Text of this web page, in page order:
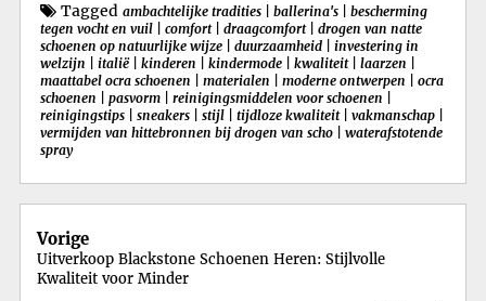
Tagged ambachtelijke tradities ballerina's
bescherming
tegen vocht en vuil
comfort| draagcomfort| drogen van natte
schoenen op natuurlijke wijze
duurzaamheid
investering in
welzijn
italië| kinderen kindermode kwaliteit| laarzen
maattabel ocra schoenen
materialen moderne ontwerpen
ocra
schoenen
pasvorm reinigingsmiddelen voor schoenen
reinigingstips
sneakers stijl tijdloze kwaliteit| vakmanschap
vermijden van hittebronnen bij drogen van scho
waterafstotende
spray
Berichtnavigatie
Vorige
Uitverkoop Blackstone Schoenen Heren: Stijlvolle
Kwaliteit voor Minder